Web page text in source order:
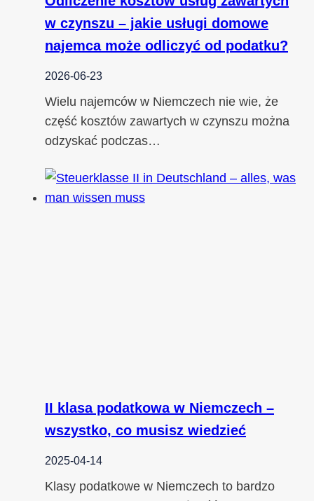
w czynszu – jakie usługi domowe
najemca może odliczyć od podatku?
2026-06-23
Wielu najemców w Niemczech nie wie, że
część kosztów zawartych w czynszu można
odzyskać podczas…
II klasa podatkowa w Niemczech –
wszystko, co musisz wiedzieć
2025-04-14
Klasy podatkowe w Niemczech to bardzo